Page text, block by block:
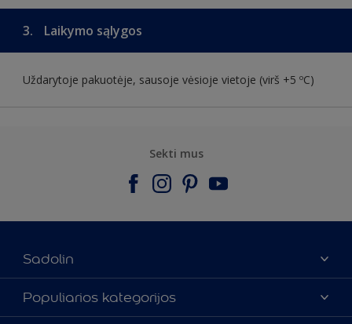
3. Laikymo sąlygos
Uždarytoje pakuotėje, sausoje vėsioje vietoje (virš +5 ºC)
Sekti mus
Sadolin
Apie mus
Susisiekti su mumis
Populiarios kategorijos